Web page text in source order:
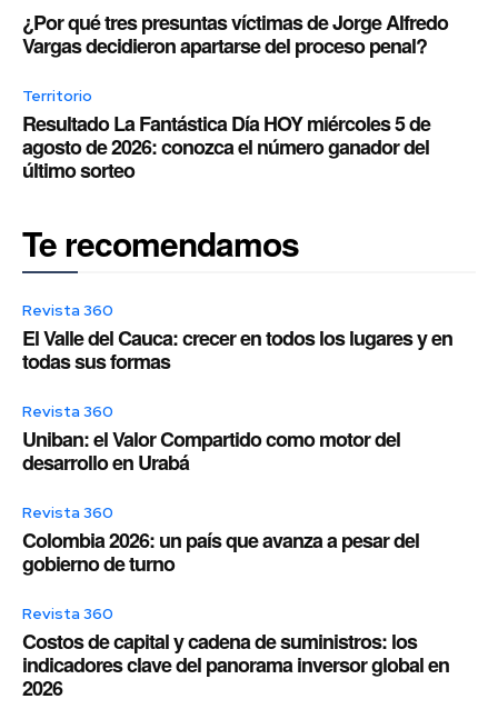
¿Por qué tres presuntas víctimas de Jorge Alfredo
Vargas decidieron apartarse del proceso penal?
Territorio
Resultado La Fantástica Día HOY miércoles 5 de
agosto de 2026: conozca el número ganador del
último sorteo
Te recomendamos
Revista 360
El Valle del Cauca: crecer en todos los lugares y en
todas sus formas
Revista 360
Uniban: el Valor Compartido como motor del
desarrollo en Urabá
Revista 360
Colombia 2026: un país que avanza a pesar del
gobierno de turno
Revista 360
Costos de capital y cadena de suministros: los
indicadores clave del panorama inversor global en
2026